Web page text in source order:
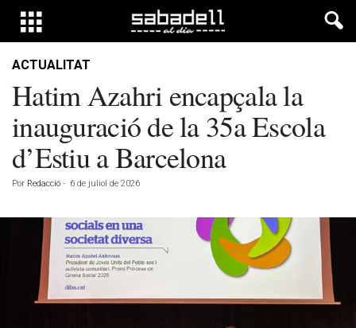
ACTUALITAT
Hatim Azahri encapçala la
inauguració de la 35a Escola
d’Estiu a Barcelona
Por Redacció - 6 de juliol de 2026